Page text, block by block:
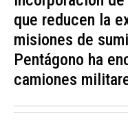
que reducen la
misiones de
Pentágono ha
camiones